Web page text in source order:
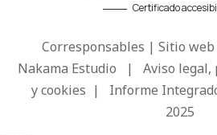
Certificado
Corresponsables | Sitio
Nakama Estudio | Aviso legal,
y cookies | Informe
2025